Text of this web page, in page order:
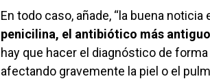
En todo caso, añade, “la buena
penicilina, el antibiótico más
hay que hacer el diagnóstico de
afectando gravemente la piel o el